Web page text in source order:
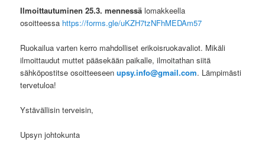
Ilmoittautuminen 25.3. mennessä lomakkeella
osoitteessa https://forms.gle/uKZH7tzNFhMEDAm57
Ruokailua varten kerro mahdolliset erikoisruokavaliot. Mikäli
ilmoittaudut muttet pääsekään paikalle, ilmoitathan siitä
sähköpostitse osoitteeseenupsy.info@gmail.com. Lämpimästi
tervetuloa!
Ystävällisin terveisin,
Upsyn johtokunta